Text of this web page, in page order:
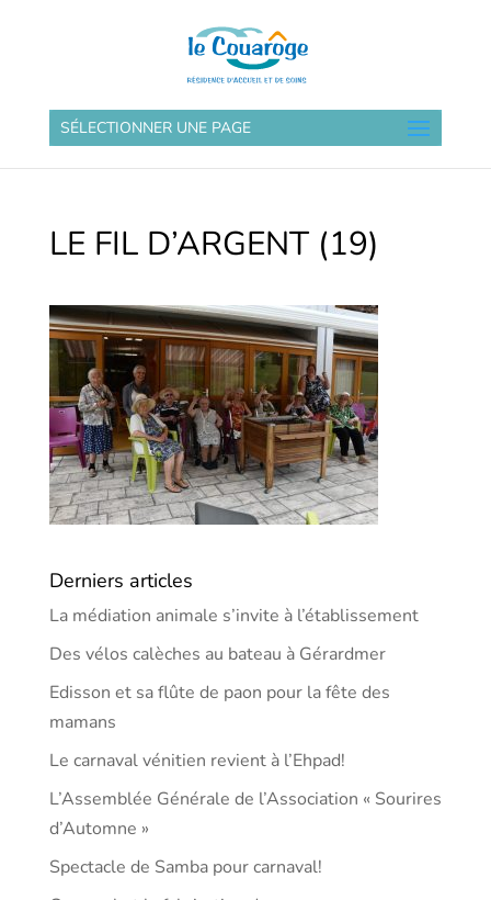
SÉLECTIONNER UNE PAGE
LE FIL D’ARGENT (19)
Derniers articles
La médiation animale s’invite à l’établissement
Des vélos calèches au bateau à Gérardmer
Edisson et sa flûte de paon pour la fête des
mamans
Le carnaval vénitien revient à l’Ehpad!
L’Assemblée Générale de l’Association « Sourires
d’Automne »
Spectacle de Samba pour carnaval!